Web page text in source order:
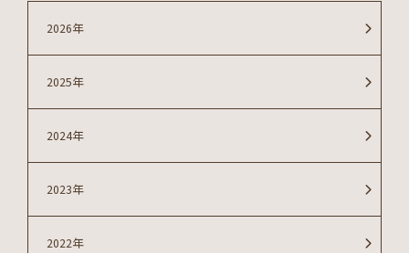
2026年
2025年
2024年
2023年
2022年